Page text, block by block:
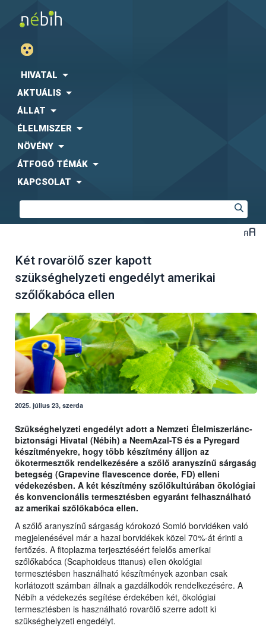
HIVATAL
AKTUÁLIS
ÁLLAT
ÉLELMISZER
NÖVÉNY
ÁTFOGÓ TÉMÁK
KAPCSOLAT
Két rovarölő szer kapott
szükséghelyzeti engedélyt amerikai
szőlőkabóca ellen
2025. július 23, szerda
Szükséghelyzeti engedélyt adott a Nemzeti Élelmiszerlánc-
biztonsági Hivatal (Nébih) a NeemAzal-TS és a Pyregard
készítményekre, hogy több készítmény álljon az
ökotermesztők rendelkezésére a szőlő aranyszínű sárgaság
betegség (Grapevine flavescence dorée, FD) elleni
védekezésben. A két készítmény szőlőkultúrában ökológiai
és konvencionális termesztésben egyaránt felhasználható
az amerikai szőlőkabóca ellen.
A szőlő aranyszínű sárgaság kórokozó Somló borvidéken való
megjelenésével már a hazai borvidékek közel 70%-át érinti a
fertőzés. A fitoplazma terjesztéséért felelős amerikai
szőlőkabóca (Scaphoideus titanus) ellen ökológiai
termesztésben használható készítmények azonban csak
korlátozott számban állnak a gazdálkodók rendelkezésére. A
Nébih a védekezés segítése érdekében két, ökológiai
termesztésben is használható rovarölő szerre adott ki
szükséghelyzeti engedélyt.